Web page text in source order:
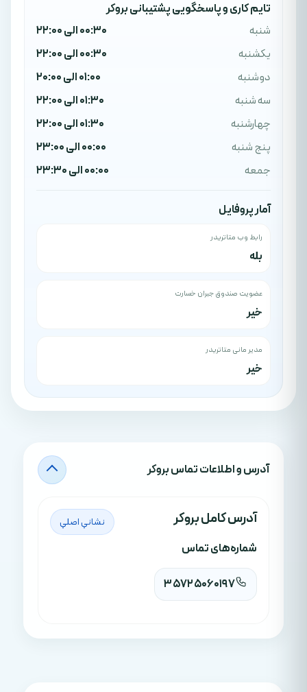
تایم کاری و پاسخگویی پشتیبانی بروکر
شنبه
00:30 الی 22:00
یکشنبه
00:30 الی 22:00
دوشنبه
01:00 الی 20:00
سه شنبه
01:30 الی 22:00
چهارشنبه
01:30 الی 22:00
پنج شنبه
00:00 الی 23:00
جمعه
00:00 الی 23:30
آمار پروفایل
رابط وب متاتریدر
بله
عضویت صندوق جبران خسارت
خیر
مدیر مانی متاتریدر
خیر
آدرس‌ و اطلاعات تماس بروکر
آدرس کامل بروکر نشاني اصلي
شماره‌های تماس
35725060197